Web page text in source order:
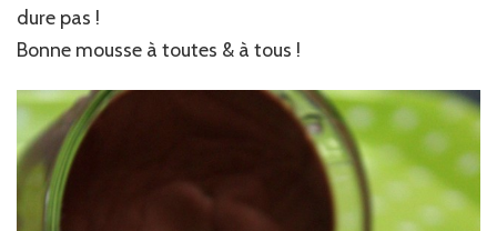
dure pas !
Bonne mousse à toutes & à tous !